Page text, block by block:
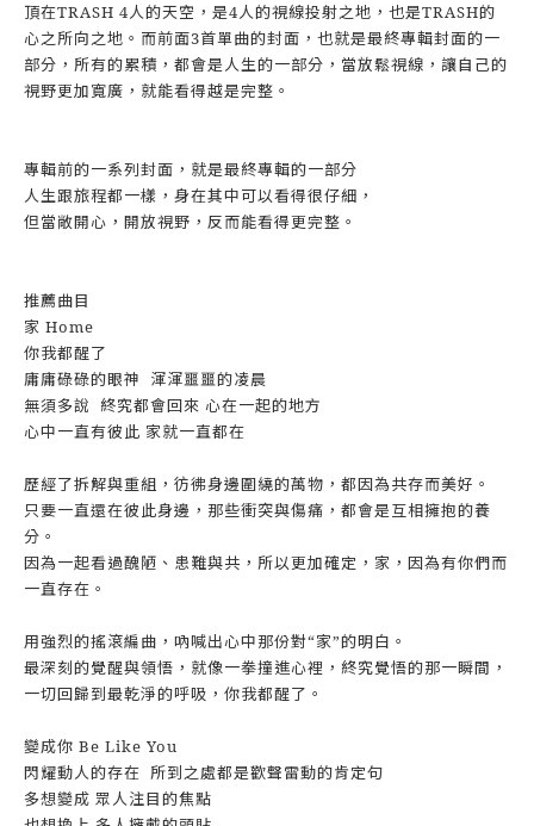
頂在TRASH 4人的天空，是4人的視線投射之地，也是TRASH的
心之所向之地。而前面3首單曲的封面，也就是最終專輯封面的一
部分，所有的累積，都會是人生的一部分，當放鬆視線，讓自己的
視野更加寬廣，就能看得越是完整。
專輯前的一系列封面，就是最終專輯的一部分
人生跟旅程都一樣，身在其中可以看得很仔細，
但當敞開心，開放視野，反而能看得更完整。
推薦曲目
家 Home
你我都醒了
庸庸碌碌的眼神 渾渾噩噩的凌晨
無須多說 終究都會回來 心在一起的地方
心中一直有彼此 家就一直都在
歷經了拆解與重組，彷彿身邊圍繞的萬物，都因為共存而美好。
只要一直還在彼此身邊，那些衝突與傷痛，都會是互相擁抱的養
分。
因為一起看過醜陋、患難與共，所以更加確定，家，因為有你們而
一直存在。
用強烈的搖滾編曲，吶喊出心中那份對“家”的明白。
最深刻的覺醒與領悟，就像一拳撞進心裡，終究覺悟的那一瞬間，
一切回歸到最乾淨的呼吸，你我都醒了。
變成你 Be Like You
閃耀動人的存在 所到之處都是歡聲雷動的肯定句
多想變成 眾人注目的焦點